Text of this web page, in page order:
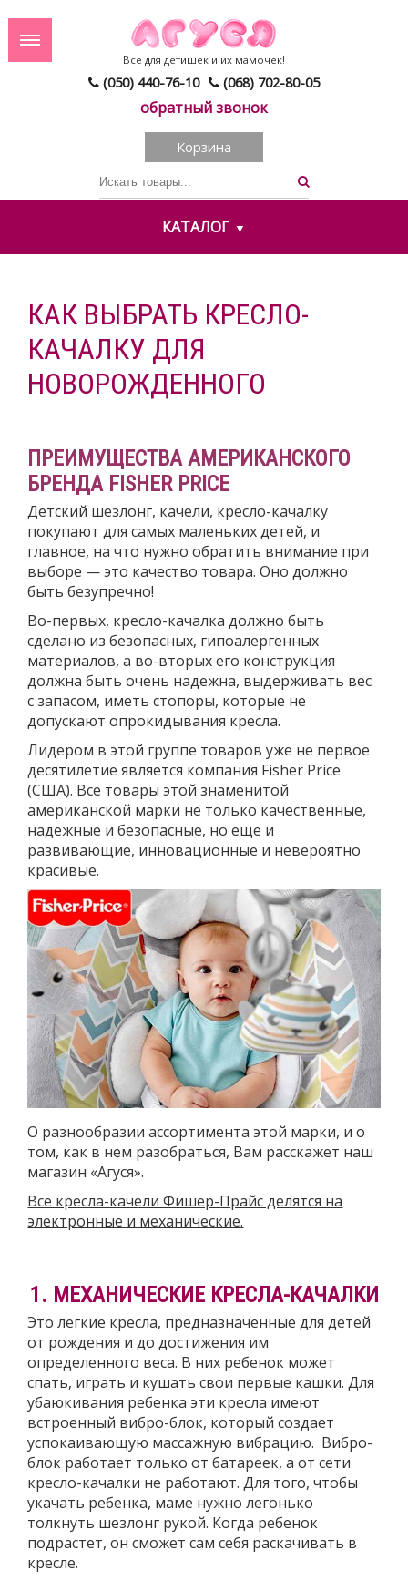
(050) 440-76-10 (068) 702-80-05
обратный звонок
Все для детишек и их мамочек!
Корзина
КАТАЛОГ
КАК ВЫБРАТЬ КРЕСЛО-
КАЧАЛКУ ДЛЯ
НОВОРОЖДЕННОГО
ПРЕИМУЩЕСТВА АМЕРИКАНСКОГО
БРЕНДА FISHER PRICE
Детский шезлонг, качели, кресло-качалку
покупают для самых маленьких детей, и
главное, на что нужно обратить внимание при
выборе — это качество товара. Оно должно
быть безупречно!
Во-первых, кресло-качалка должно быть
сделано из безопасных, гипоалергенных
материалов, а во-вторых его конструкция
должна быть очень надежна, выдерживать вес
с запасом, иметь стопоры, которые не
допускают опрокидывания кресла.
Лидером в этой группе товаров уже не первое
десятилетие является компания Fisher Price
(США). Все товары этой знаменитой
американской марки не только качественные,
надежные и безопасные, но еще и
развивающие, инновационные и невероятно
красивые.
О разнообразии ассортимента этой марки, и о
том, как в нем разобраться, Вам расскажет наш
магазин «Агуся».
Все кресла-качели Фишер-Прайс делятся на
электронные и механические.
1. МЕХАНИЧЕСКИЕ КРЕСЛА-КАЧАЛКИ
Это легкие кресла, предназначенные для детей
от рождения и до достижения им
определенного веса. В них ребенок может
спать, играть и кушать свои первые кашки. Для
убаюкивания ребенка эти кресла имеют
встроенный вибро-блок, который создает
успокаивающую массажную вибрацию. Вибро-
блок работает только от батареек, а от сети
кресло-качалки не работают. Для того, чтобы
укачать ребенка, маме нужно легонько
толкнуть шезлонг рукой. Когда ребенок
подрастет, он сможет сам себя раскачивать в
кресле.